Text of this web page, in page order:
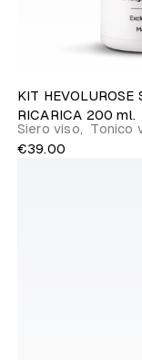
KIT HEVOLUROSE
RICARICA 200 ml.
Siero viso, Tonico
€39.00